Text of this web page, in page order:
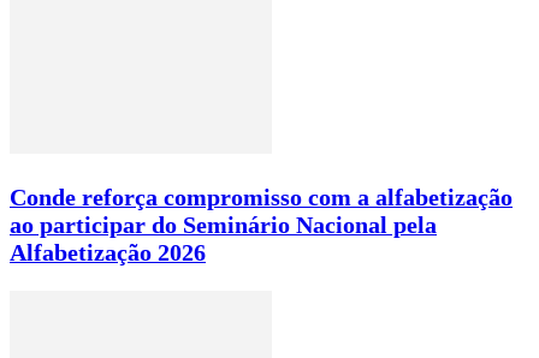
Conde reforça compromisso com a alfabetização
ao participar do Seminário Nacional pela
Alfabetização 2026